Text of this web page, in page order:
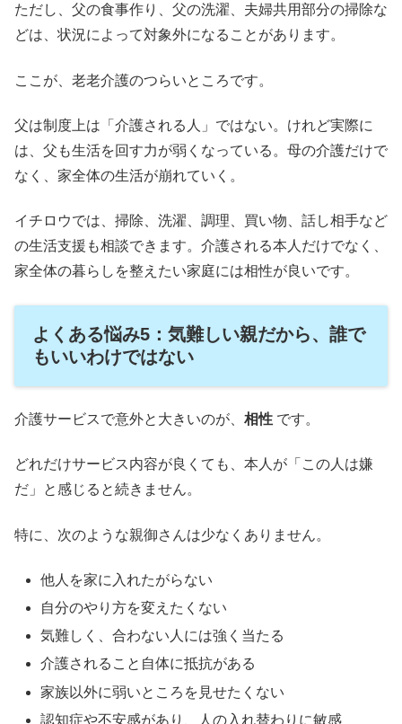
ただし、父の食事作り、父の洗濯、夫婦共用部分の掃除な
どは、状況によって対象外になることがあります。
ここが、老老介護のつらいところです。
父は制度上は「介護される人」ではない。けれど実際に
は、父も生活を回す力が弱くなっている。母の介護だけで
なく、家全体の生活が崩れていく。
イチロウでは、掃除、洗濯、調理、買い物、話し相手など
の生活支援も相談できます。介護される本人だけでなく、
家全体の暮らしを整えたい家庭には相性が良いです。
よくある悩み5：気難しい親だから、誰で
もいいわけではない
介護サービスで意外と大きいのが、 相性 です。
どれだけサービス内容が良くても、本人が「この人は嫌
だ」と感じると続きません。
特に、次のような親御さんは少なくありません。
他人を家に入れたがらない
自分のやり方を変えたくない
気難しく、合わない人には強く当たる
介護されること自体に抵抗がある
家族以外に弱いところを見せたくない
認知症や不安感があり、人の入れ替わりに敏感